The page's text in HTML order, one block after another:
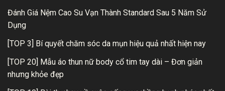
Đánh Giá Nệm Cao Su Vạn Thành Standard Sau 5 Năm Sử
Dụng
[TOP 3] Bí quyết chăm sóc da mụn hiệu quả nhất hiện nay
[TOP 20] Mẫu áo thun nữ body cổ tim tay dài – Đơn giản
nhưng khỏe đẹp